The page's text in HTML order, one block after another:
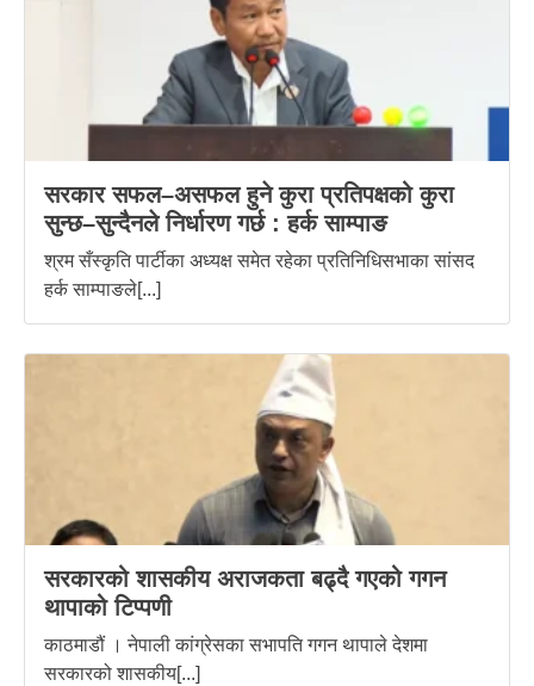
सरकार सफल–असफल हुने कुरा प्रतिपक्षको कुरा
सुन्छ–सुन्दैनले निर्धारण गर्छ : हर्क साम्पाङ
श्रम सँस्कृति पार्टीका अध्यक्ष समेत रहेका प्रतिनिधिसभाका सांसद
हर्क साम्पाङले[...]
सरकारको शासकीय अराजकता बढ्दै गएको गगन
थापाको टिप्पणी
काठमाडौं । नेपाली कांग्रेसका सभापति गगन थापाले देशमा
सरकारको शासकीय[...]